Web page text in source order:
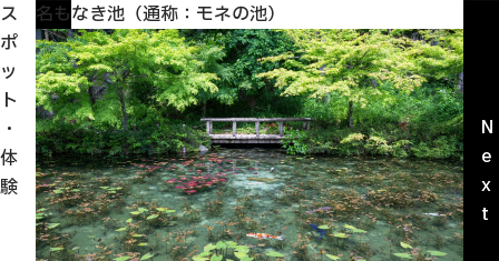
ス
ポ
ッ
ト
・
体
験
P
r
e
v
i
o
u
名もなき池（通称：モネの池）
N
e
x
t
はじめての関
関の刃物
せきナビ地元ライター
観光ガイド
せきてらす
せきファンクラブ
よくある質問